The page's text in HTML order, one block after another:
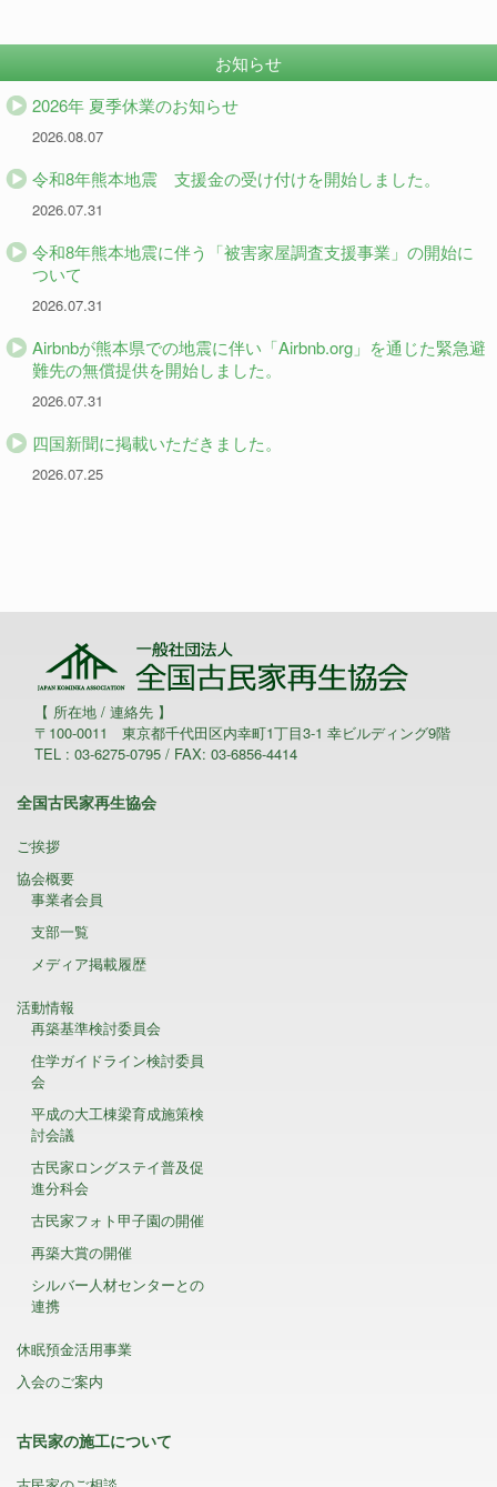
お知らせ
2026年 夏季休業のお知らせ
2026.08.07
令和8年熊本地震 支援金の受け付けを開始しました。
2026.07.31
令和8年熊本地震に伴う「被害家屋調査支援事業」の開始に
ついて
2026.07.31
Airbnbが熊本県での地震に伴い「Airbnb.org」を通じた緊急避
難先の無償提供を開始しました。
2026.07.31
四国新聞に掲載いただきました。
2026.07.25
【 所在地 / 連絡先 】
〒100-0011 東京都千代田区内幸町1丁目3-1 幸ビルディング9階
TEL : 03-6275-0795 / FAX: 03-6856-4414
全国古民家再生協会
ご挨拶
協会概要
事業者会員
支部一覧
メディア掲載履歴
活動情報
再築基準検討委員会
住学ガイドライン検討委員
会
平成の大工棟梁育成施策検
討会議
古民家ロングステイ普及促
進分科会
古民家フォト甲子園の開催
再築大賞の開催
シルバー人材センターとの
連携
休眠預金活用事業
入会のご案内
古民家の施工について